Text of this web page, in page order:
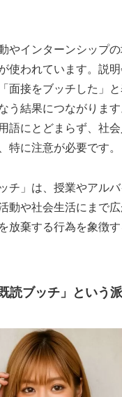
やインターンシップ
使われています。説
面接をブッチした」
う結果につながりま
語にとどまらず、社
特に注意が必要です。
チ」は、授業やアル
動や社会生活にまで
放棄する行為を象徴
読ブッチ」という